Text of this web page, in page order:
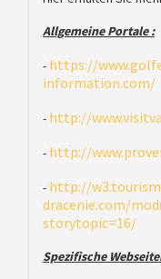
Allgemeine Portale :
- https://
information.com/
- http://
- http://
- http://
dracenie.com/
storytopic=16/
Spezifische